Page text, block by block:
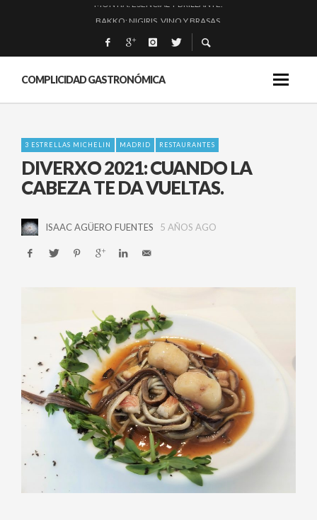
QUIQUE DACOSTA: «UNA GRAN OBRA»
EL BARUCO DE ANERO: MUCHO MÁS QUE UN BAR.
COMPLICIDAD GASTRONÓMICA
3 ESTRELLAS MICHELIN MADRID RESTAURANTES
DIVERXO 2021: CUANDO LA
CABEZA TE DA VUELTAS.
ISAAC AGÜERO FUENTES 5 AÑOS AGO